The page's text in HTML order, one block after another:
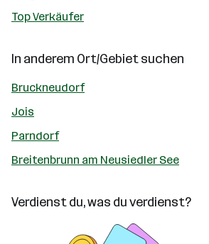
Top Verkäufer
In anderem Ort/Gebiet suchen
Bruckneudorf
Jois
Parndorf
Breitenbrunn am Neusiedler See
Verdienst du, was du verdienst?